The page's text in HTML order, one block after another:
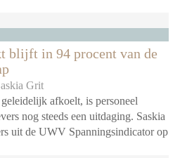
blijft in 94 procent van de
Grit
afkoelt, is personeel
nog steeds een uitdaging. Saskia
uit de UWV Spanningsindicator op